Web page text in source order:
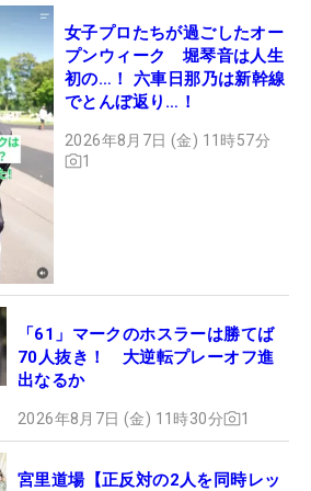
女子プロたちが過ごしたオー
プンウィーク 堀琴音は人生
初の…！ 六車日那乃は新幹線
でとんぼ返り…！
2026年8月7日 (金) 11時57分
1
「61」マークのホスラーは勝てば
70人抜き！ 大逆転プレーオフ進
出なるか
2026年8月7日 (金) 11時30分 1
宮里道場【正反対の2人を同時レッ